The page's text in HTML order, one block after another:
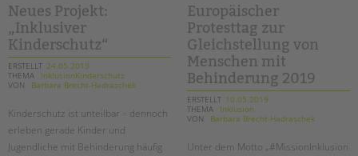
inklusive
türkeireise
Neues Projekt:
„Inklusiver
Kinderschutz“
ERSTELLT 24.05.2019
THEMA
InklusionKinderschutz
VON
Barbara Brecht-Hadraschek
Kinderschutz ist unteilbar – dennoch
erleben gerade Kinder und
Jugendliche mit Behinderung häufig
Europäischer
Protesttag zur
Gleichstellung von
Menschen mit
Behinderung 2019
ERSTELLT 10.05.2019
THEMA
Inklusion
VON
Barbara Brecht-Hadraschek
Unter dem Motto „#MissionInklusion